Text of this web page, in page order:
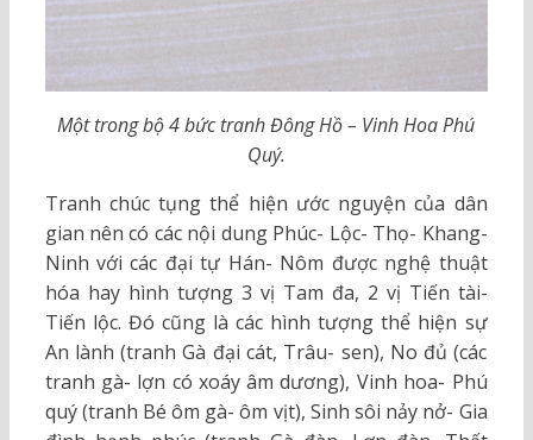
Một trong bộ 4 bức tranh Đông Hồ – Vinh Hoa Phú
Quý.
Tranh chúc tụng thể hiện ước nguyện của dân
gian nên có các nội dung Phúc- Lộc- Thọ- Khang-
Ninh với các đại tự Hán- Nôm được nghệ thuật
hóa hay hình tượng 3 vị Tam đa, 2 vị Tiến tài-
Tiến lộc. Đó cũng là các hình tượng thể hiện sự
An lành (tranh Gà đại cát, Trâu- sen), No đủ (các
tranh gà- lợn có xoáy âm dương), Vinh hoa- Phú
quý (tranh Bé ôm gà- ôm vịt), Sinh sôi nảy nở- Gia